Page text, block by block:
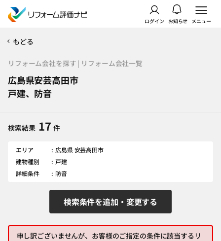
ログイン お知らせ メニュー
もどる
リフォーム会社を探す | リフォーム会社一覧
広島県安芸高田市
戸建、防音
検索結果 17 件
エリア
広島県 安芸高田市
建物種別
戸建
詳細条件
防音
検索条件を追加・変更する
申し訳ございませんが、お客様のご指定の条件に該当するリ